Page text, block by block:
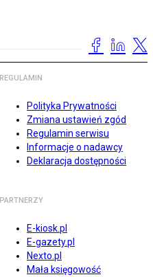
REGULAMIN
Polityka Prywatności
Zmiana ustawień zgód
Regulamin serwisu
Informacje o nadawcy
Deklaracja dostępności
PARTNERZY
E-kiosk.pl
E-gazety.pl
Nexto.pl
Mała księgowość